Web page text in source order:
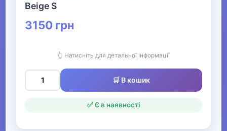
Beige S
3150 грн
👆 Натисніть для детальної інформації
🛒 В кошик
✅ Є в наявності